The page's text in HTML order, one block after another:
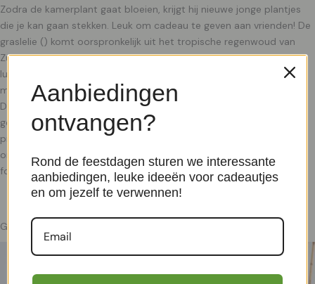
Zodra de kamerplant gaat bloeien, krijgt hij nieuwe jonge plantjes
die je kan gaan stekken. Leuk om cadeau te geven aan vrienden! De
graslelie () komt oorspronkelijk uit het tropische regenwoud van
Zuid-Afrika. Het is een frisse groene kamerplant die vanwege de
luchtzuiverende kwaliteiten erg populair is. Onze tip is om altijd
meerdere graslelies bij elkaar te zetten. Vandaar dit handige duo.
Dit staat niet alleen mooi, maar is ook nog eens goed voor een
gezonde lucht. De NASA heeft onderzoek gedaan naar de
prestaties van de Chlorophytum en de kamerplant haalt zo
ongeveer 95% van benzeen, koolmonoxide, nitraten en
formaldehyde uit
Gerelateerde producten
Aanbiedingen
ontvangen?
Rond de feestdagen sturen we interessante
aanbiedingen, leuke ideeën voor cadeautjes
en om jezelf te verwennen!